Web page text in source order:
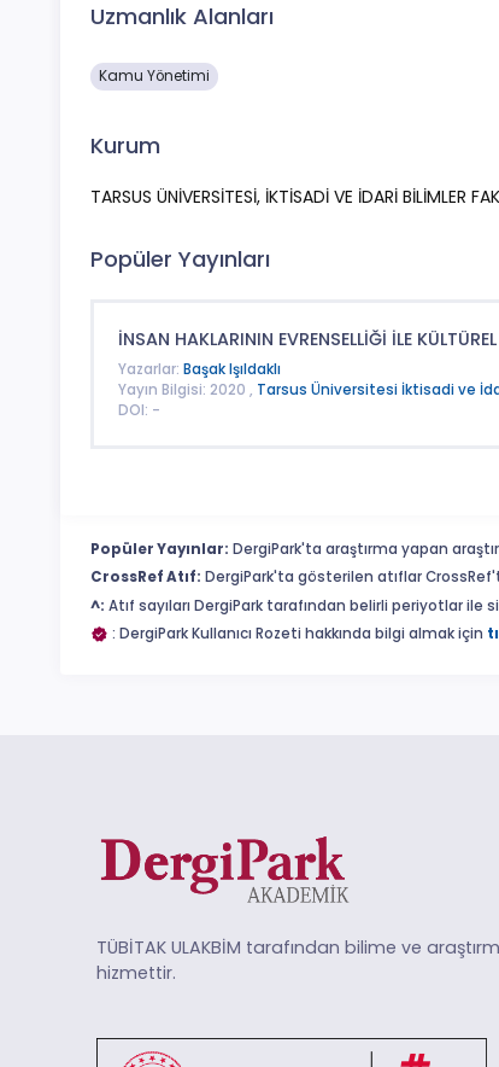
Uzmanlık Alanları
Kamu Yönetimi
Kurum
TARSUS ÜNİVERSİTESİ, İKTİSADİ VE İDARİ BİLİMLER
Popüler Yayınları
İNSAN HAKLARININ EVRENSELLİĞİ İLE
Yazarlar: Başak Işıldaklı
Yayın Bilgisi: 2020 , Tarsus Üniversitesi İktisadi ve
DOI: -
Popüler Yayınlar: DergiPark'ta araştırma yapan
CrossRef Atıf: DergiPark'ta gösterilen atıflar
^: Atıf sayıları DergiPark tarafından belirli periyotlar ile
: DergiPark Kullanıcı Rozeti hakkında bilgi almak için
TÜBİTAK ULAKBİM tarafından bilime ve
hizmettir.